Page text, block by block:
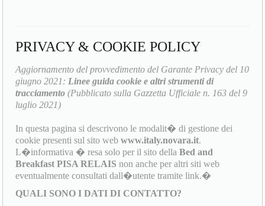
PRIVACY & COOKIE POLICY
Aggiornamento del provvedimento del Garante Privacy del 10
giugno 2021: Linee guida cookie e altri strumenti di
tracciamento (Pubblicato sulla Gazzetta Ufficiale n. 163 del 9
luglio 2021)
In questa pagina si descrivono le modalit� di gestione dei
cookie presenti sul sito webwww.italy.novara.it.
L�informativa � resa solo per il sito dellaBed and
Breakfast PISA RELAIS non anche per altri siti web
eventualmente consultati dall�utente tramite link.�
QUALI SONO I DATI DI CONTATTO?